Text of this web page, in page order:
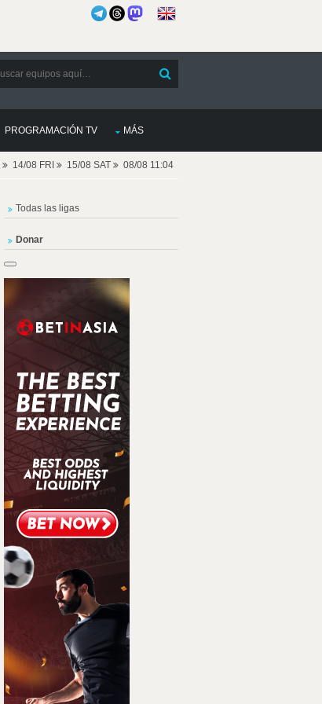
PROGRAMACIÓN TV MÁS
14/08 FRI 15/08 SAT 08/08 11:04
Todas las ligas
Donar